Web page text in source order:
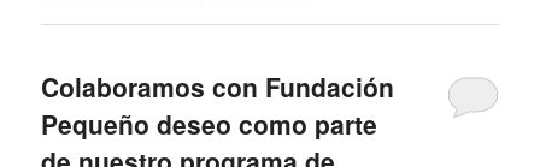
Colaboramos con Fundación
Pequeño deseo como parte